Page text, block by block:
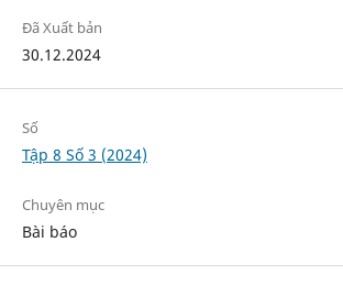
Đã Xuất bản
30.12.2024
Số
Tập 8 Số 3 (2024)
Chuyên mục
Bài báo